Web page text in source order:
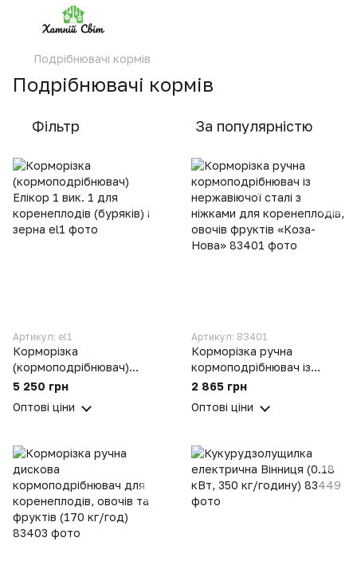
Подрібнювачі кормів
Подрібнювачі кормів
Фільтр За популярністю
Артикул: el1
Корморізка
(кормоподрібнювач)
Елікор 1 вик. 1 для
зерна
5 250 грн
Оптові ціни
Артикул: 83401
Корморізка ручна
кормоподрібнювач із
нержавіючої сталі з
овочів фруктів «Коза-
2 865 грн
Оптові ціни